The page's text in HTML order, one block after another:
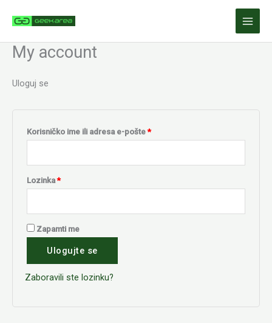
sadržaj
My account
Uloguj se
Korisničko ime ili adresa e-pošte*
Lozinka*
Zapamti me
Ulogujte se
Zaboravili ste lozinku?